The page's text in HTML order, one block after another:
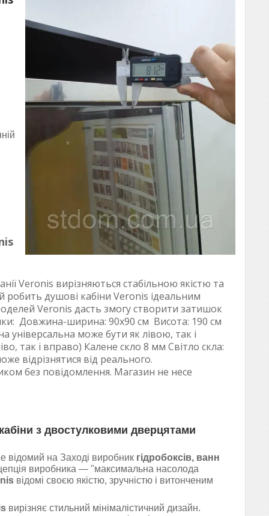
Veronis вирізняються стабільною якістю та
робить душові кабіни Veronis ідеальним
Veronis дасть змогу створити затишок
Довжина-ширина: 90х90 см Висота: 190 см
універсальна може бути як лівою, так і
так і вправо) Калене скло 8 мм Світло скла:
відрізнятися від реального.
без повідомлення. Магазин не несе
з двостулковими дверцятами
відомий на Заході виробник гідробоксів, ванн
виробника — "максимальна насолода
відомі своєю якістю, зручністю і витонченим
вирізняє стильний мінімалістичний дизайн.